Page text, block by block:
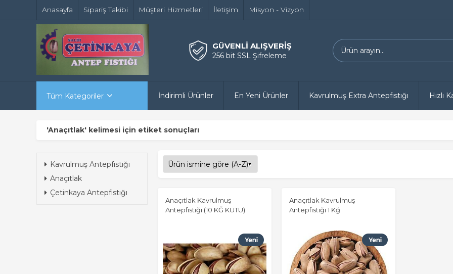
Anasayfa Sipariş Takibi Müşteri Hizmetleri İletişim Misyon - Vizyon
GÜVENLİ ALIŞVERİŞ
256 bit SSL Şifreleme
Tüm Kategoriler İndirimli Ürünler En Yeni Ürünler Kavrulmuş Extra Antepfıstığı Hızlı
'Anaçıtlak' kelimesi için etiket sonuçları
Kavrulmuş Antepfıstığı
Anaçıtlak
Çetinkaya Antepfıstığı
Anaçıtlak Kavrulmuş
Antepfıstığı (10 KĞ KUTU)
Anaçıtlak Kavrulmuş
Antepfıstığı 1 Kğ